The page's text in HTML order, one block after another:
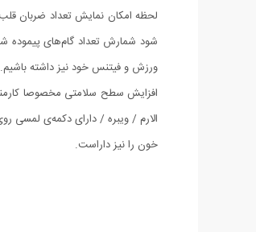
لحظه امکان نمایش تعداد ضربان
ورزش و فیتنس خود نیز داشته باشیم.
افزایش سطح سلامتی مخصوصا
خون را نیز داراست.